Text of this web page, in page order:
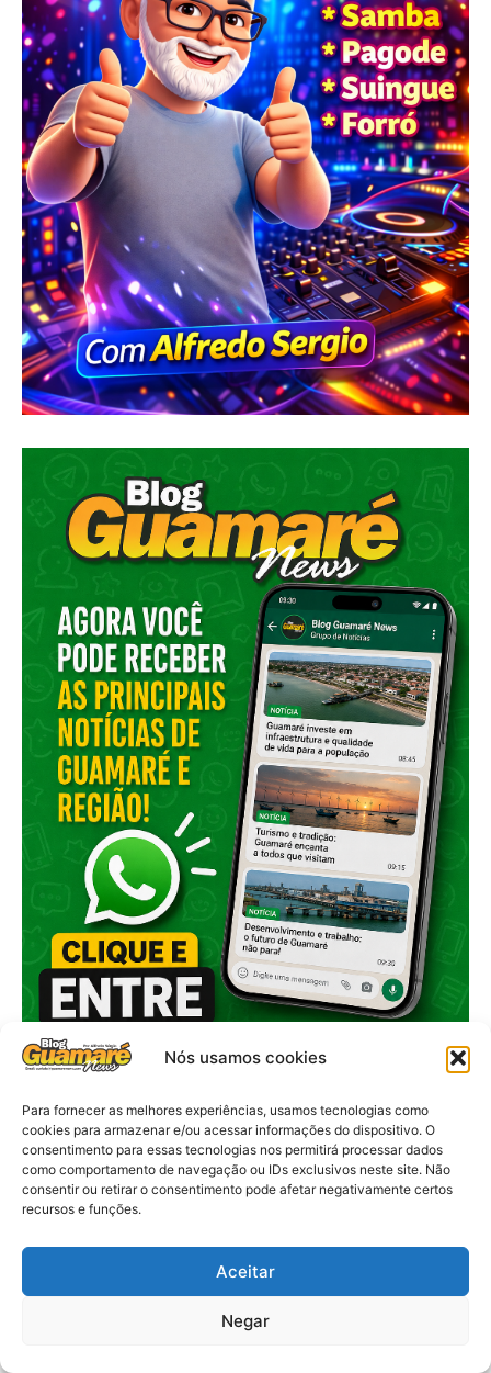
Nós usamos cookies
Para fornecer as melhores experiências, usamos tecnologias como
cookies para armazenar e/ou acessar informações do dispositivo. O
consentimento para essas tecnologias nos permitirá processar dados
como comportamento de navegação ou IDs exclusivos neste site. Não
consentir ou retirar o consentimento pode afetar negativamente certos
recursos e funções.
Aceitar
Negar